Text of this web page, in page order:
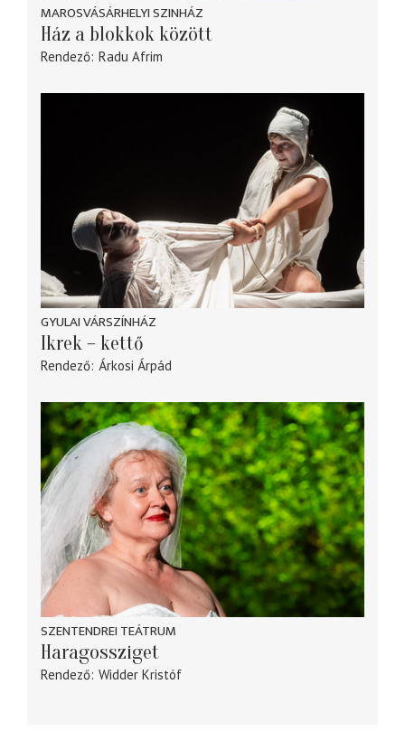
MAROSVÁSÁRHELYI SZINHÁZ
Ház a blokkok között
Rendező Radu Afrim
GYULAI VÁRSZÍNHÁZ
Ikrek – kettő
Rendező Árkosi Árpád
SZENTENDREI TEÁTRUM
Haragossziget
Rendező Widder Kristóf